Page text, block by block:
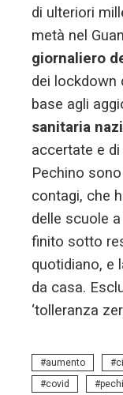
di ulteriori
metà nel
giornaliero
dei lockdown
base agli
sanitaria
accertate e
Pechino
contagi, che
delle scuole
finito sotto
quotidiano, e
da casa.
‘tolleranza
aumento
covid